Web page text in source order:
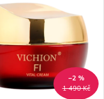
1 490 Kč
–2 %